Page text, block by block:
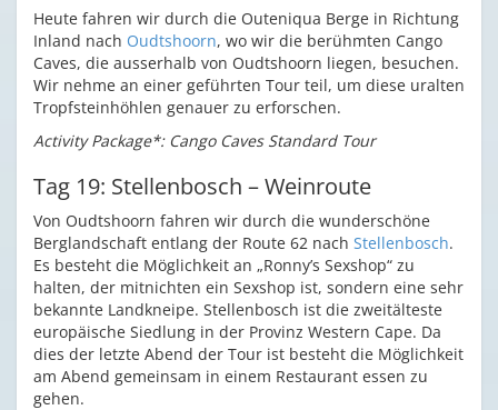
Heute fahren wir durch die Outeniqua Berge in Richtung
Inland nach Oudtshoorn, wo wir die berühmten Cango
Caves, die ausserhalb von Oudtshoorn liegen, besuchen.
Wir nehme an einer geführten Tour teil, um diese uralten
Tropfsteinhöhlen genauer zu erforschen.
Activity Package*: Cango Caves Standard Tour
Tag 19: Stellenbosch – Weinroute
Von Oudtshoorn fahren wir durch die wunderschöne
Berglandschaft entlang der Route 62 nach Stellenbosch.
Es besteht die Möglichkeit an „Ronny’s Sexshop“ zu
halten, der mitnichten ein Sexshop ist, sondern eine sehr
bekannte Landkneipe. Stellenbosch ist die zweitälteste
europäische Siedlung in der Provinz Western Cape. Da
dies der letzte Abend der Tour ist besteht die Möglichkeit
am Abend gemeinsam in einem Restaurant essen zu
gehen.